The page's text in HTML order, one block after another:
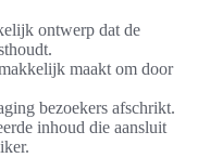
ontwerp dat de
maakt om door
bezoekers afschrikt.
inhoud die aansluit